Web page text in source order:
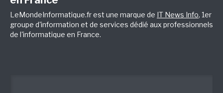
LeMondeInformatique.fr est une marque de IT News Info, 1er
groupe d'information et de services dédié aux professionnels
de l'informatique en France.